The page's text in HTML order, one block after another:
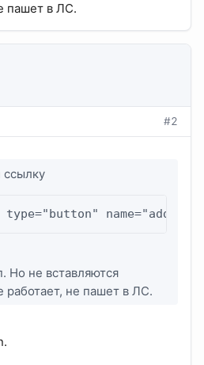
пашет в ЛС.
#2
ссылку
type="button"
Но не вставляются
работает, не пашет в ЛС.